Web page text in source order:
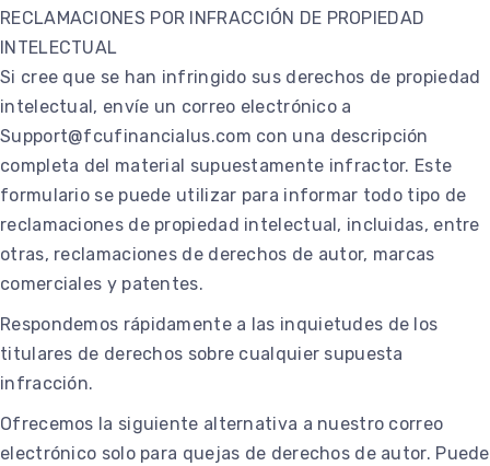
RECLAMACIONES POR INFRACCIÓN DE PROPIEDAD
INTELECTUAL
Si cree que se han infringido sus derechos de propiedad
intelectual, envíe un correo electrónico a
Support@fcufinancialus.com con una descripción
completa del material supuestamente infractor. Este
formulario se puede utilizar para informar todo tipo de
reclamaciones de propiedad intelectual, incluidas, entre
otras, reclamaciones de derechos de autor, marcas
comerciales y patentes.
Respondemos rápidamente a las inquietudes de los
titulares de derechos sobre cualquier supuesta
infracción.
Ofrecemos la siguiente alternativa a nuestro correo
electrónico solo para quejas de derechos de autor. Puede